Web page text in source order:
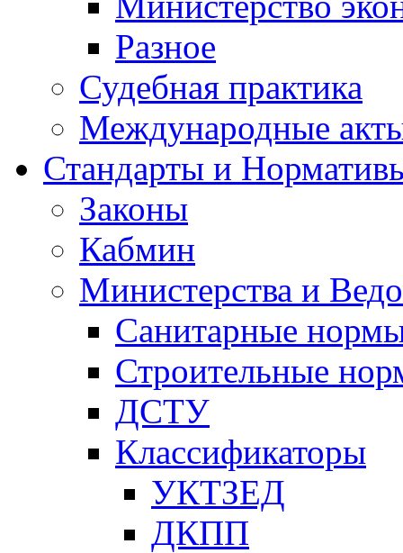
Разное
Судебная практика
Международные
Стандарты и
Законы
Кабмин
Министерства и
Санитарные
Строительные
ДСТУ
Классификаторы
УКТЗЕД
ДКПП